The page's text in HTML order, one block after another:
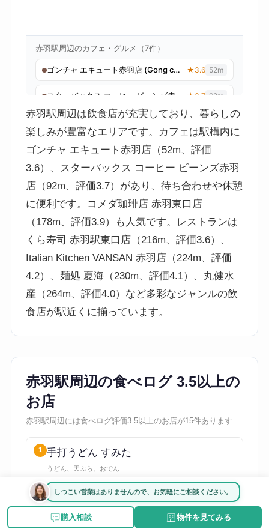
赤羽駅周辺は飲食店が充実しており、暮らしの
楽しみが豊富なエリアです。カフェは駅構内に
ゴンチャ エキュート赤羽店（52m、評価
3.6）、スターバックス コーヒー ビーンズ赤羽
店（92m、評価3.7）があり、待ち合わせや休憩
に便利です。コメダ珈琲店 赤羽東口店
（178m、評価3.9）も人気です。レストランは
くら寿司 赤羽駅東口店（216m、評価3.6）、
Italian Kitchen VANSAN 赤羽店（224m、評価
4.2）、麺処 夏海（230m、評価4.1）、丸健水
産（264m、評価4.0）など多彩なジャンルの飲
食店が駅近くに揃っています。
赤羽駅周辺の食べログ 3.5以上の
お店
赤羽駅周辺には食べログ評価3.5以上のお店が15件あります
1 手打うどん すみた
うどん、天ぷら、おでん
★★★★★
★★★★★
自家製麺 伊藤
しつこい営業はありませんので、お気軽にご相談ください。
購入相談 物件を見てみる